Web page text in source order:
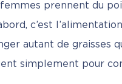
prennent du
c’est
autant de graisses
simplement pour